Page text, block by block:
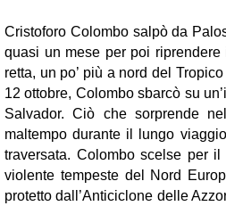
Cristoforo Colombo salpò da
quasi un mese per poi
retta, un po’ più a nord del
12 ottobre, Colombo sbarcò su
Salvador. Ciò che sorprende
maltempo durante il lungo
traversata. Colombo scelse per
violente tempeste del Nord
protetto dall’Anticiclone delle